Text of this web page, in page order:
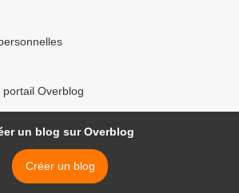
Overblog
un blog sur Overblog
Créer un blog